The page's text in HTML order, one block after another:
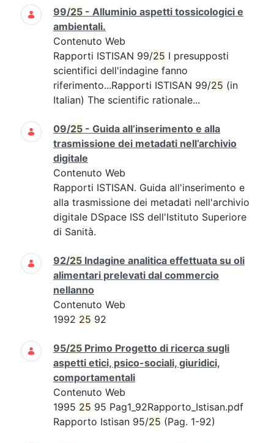
99/25 - Alluminio aspetti tossicologici e
ambientali.
Contenuto Web
Rapporti ISTISAN 99/25 I presupposti
scientifici dell'indagine fanno
riferimento...Rapporti ISTISAN 99/25 (in
Italian) The scientific rationale...
09/25 - Guida all’inserimento e alla
trasmissione dei metadati nell’archivio
digitale
Contenuto Web
Rapporti ISTISAN. Guida all'inserimento e
alla trasmissione dei metadati nell'archivio
digitale DSpace ISS dell'Istituto Superiore
di Sanità.
92/25 Indagine analitica effettuata su oli
alimentari prelevati dal commercio
nellanno
Contenuto Web
1992 25 92
95/25 Primo Progetto di ricerca sugli
aspetti etici, psico-sociali, giuridici,
comportamentali
Contenuto Web
1995 25 95 Pag1_92Rapporto_Istisan.pdf
Rapporto Istisan 95/25 (Pag. 1-92)